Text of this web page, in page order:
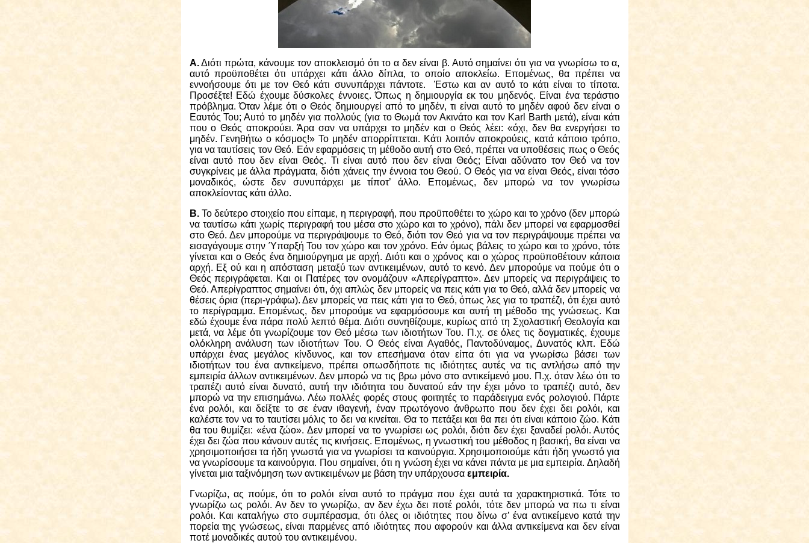
Α.Διότι πρώτα, κάνουμε τον αποκλεισμό ότι το α δεν είναι β. Αυτό σημαίνει ότι για να γνωρίσω το α,
αυτό προϋποθέτει ότι υπάρχει κάτι άλλο δίπλα, το οποίο αποκλείω. Επομένως, θα πρέπει να
εννοήσουμε ότι με τον Θεό κάτι συνυπάρχει πάντοτε. Έστω και αν αυτό το κάτι είναι το τίποτα.
Προσέξτε! Εδώ έχουμε δύσκολες έννοιες. Όπως η δημιουργία εκ του μηδενός. Είναι ένα τεράστιο
πρόβλημα. Όταν λέμε ότι ο Θεός δημιουργεί από το μηδέν, τι είναι αυτό το μηδέν αφού δεν είναι ο
Εαυτός Του; Αυτό το μηδέν για πολλούς (για το Θωμά τον Ακινάτο και τον Karl Barth μετά), είναι κάτι
που ο Θεός αποκρούει. Άρα σαν να υπάρχει το μηδέν και ο Θεός λέει: «όχι, δεν θα ενεργήσει το
μηδέν. Γενηθήτω ο κόσμος!» Το μηδέν απορρίπτεται. Κάτι λοιπόν αποκρούεις, κατά κάποιο τρόπο,
για να ταυτίσεις τον Θεό. Εάν εφαρμόσεις τη μέθοδο αυτή στο Θεό, πρέπει να υποθέσεις πως ο Θεός
είναι αυτό που δεν είναι Θεός. Τι είναι αυτό που δεν είναι Θεός; Είναι αδύνατο τον Θεό να τον
συγκρίνεις με άλλα πράγματα, διότι χάνεις την έννοια του Θεού. Ο Θεός για να είναι Θεός, είναι τόσο
μοναδικός, ώστε δεν συνυπάρχει με τίποτ’ άλλο. Επομένως, δεν μπορώ να τον γνωρίσω
αποκλείοντας κάτι άλλο.
Β. Το δεύτεροστοιχείο που είπαμε, η περιγραφή, που προϋποθέτει το χώρο και το χρόνο (δεν μπορώ
να ταυτίσω κάτι χωρίς περιγραφή του μέσα στο χώρο και το χρόνο), πάλι δεν μπορεί να εφαρμοσθεί
στο Θεό. Δεν μπορούμε να περιγράψουμε το Θεό, διότι τον Θεό για να τον περιγράψουμε πρέπει να
εισαγάγουμε στην Ύπαρξή Του τον χώρο και τον χρόνο. Εάν όμως βάλεις το χώρο και το χρόνο, τότε
γίνεται και ο Θεός ένα δημιούργημα με αρχή. Διότι και ο χρόνος και ο χώρος προϋποθέτουν κάποια
αρχή. Εξ ού και η απόσταση μεταξύ των αντικειμένων, αυτό το κενό. Δεν μπορούμε να πούμε ότι ο
Θεός περιγράφεται. Και οι Πατέρες τον ονομάζουν «Απερίγραπτο». Δεν μπορείς να περιγράψεις το
Θεό. Απερίγραπτος σημαίνει ότι, όχι απλώς δεν μπορείς να πεις κάτι για το Θεό, αλλά δεν μπορείς να
θέσεις όρια (περι-γράφω). Δεν μπορείς να πεις κάτι για το Θεό, όπως λες για το τραπέζι, ότι έχει αυτό
το περίγραμμα. Επομένως, δεν μπορούμε να εφαρμόσουμε και αυτή τη μέθοδο της γνώσεως. Και
εδώ έχουμε ένα πάρα πολύ λεπτό θέμα. Διότι συνηθίζουμε, κυρίως από τη Σχολαστική Θεολογία και
μετά, να λέμε ότι γνωρίζουμε τον Θεό μέσω των ιδιοτήτων Του. Π.χ. σε όλες τις δογματικές, έχουμε
ολόκληρη ανάλυση των ιδιοτήτων Του. Ο Θεός είναι Αγαθός, Παντοδύναμος, Δυνατός κλπ. Εδώ
υπάρχει ένας μεγάλος κίνδυνος, και τον επεσήμανα όταν είπα ότι για να γνωρίσω βάσει των
ιδιοτήτων του ένα αντικείμενο, πρέπει οπωσδήποτε τις ιδιότητες αυτές να τις αντλήσω από την
εμπειρία άλλων αντικειμένων. Δεν μπορώ να τις βρω μόνο στο αντικείμενό μου. Π.χ. όταν λέω ότι το
τραπέζι αυτό είναι δυνατό, αυτή την ιδιότητα του δυνατού εάν την έχει μόνο το τραπέζι αυτό, δεν
μπορώ να την επισημάνω. Λέω πολλές φορές στους φοιτητές το παράδειγμα ενός ρολογιού. Πάρτε
ένα ρολόι, και δείξτε το σε έναν ιθαγενή, έναν πρωτόγονο άνθρωπο που δεν έχει δει ρολόι, και
καλέστε τον να το ταυτίσει μόλις το δει να κινείται. Θα το πετάξει και θα πει ότι είναι κάποιο ζώο. Κάτι
θα του θυμίζει: «ένα ζώο». Δεν μπορεί να το γνωρίσει ως ρολόι, διότι δεν έχει ξαναδεί ρολόι. Αυτός
έχει δει ζώα που κάνουν αυτές τις κινήσεις. Επομένως, η γνωστική του μέθοδος η βασική, θα είναι να
χρησιμοποιήσει τα ήδη γνωστά για να γνωρίσει τα καινούργια. Χρησιμοποιούμε κάτι ήδη γνωστό για
να γνωρίσουμε τα καινούργια. Που σημαίνει, ότι η γνώση έχει να κάνει πάντα με μια εμπειρία. Δηλαδή
γίνεται μια ταξινόμηση των αντικειμένων με βάση την υπάρχουσα εμπειρία.
Γνωρίζω, ας πούμε, ότι το ρολόι είναι αυτό το πράγμα που έχει αυτά τα χαρακτηριστικά. Τότε το
γνωρίζω ως ρολόι. Αν δεν το γνωρίζω, αν δεν έχω δει ποτέ ρολόι, τότε δεν μπορώ να πω τι είναι
ρολόι. Και καταλήγω στο συμπέρασμα, ότι όλες οι ιδιότητες που δίνω σ’ ένα αντικείμενο κατά την
πορεία της γνώσεως, είναι παρμένες από ιδιότητες που αφορούν και άλλα αντικείμενα και δεν είναι
ποτέ μοναδικές αυτού του αντικειμένου.